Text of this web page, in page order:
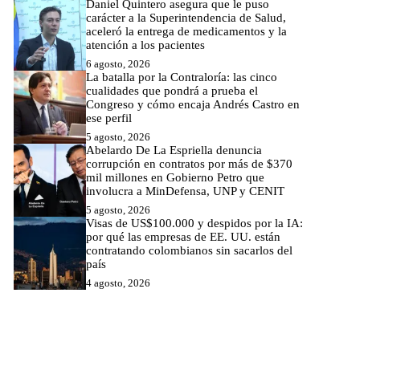
Daniel Quintero asegura que le puso
carácter a la Superintendencia de Salud,
aceleró la entrega de medicamentos y la
atención a los pacientes
6 agosto, 2026
La batalla por la Contraloría: las cinco
cualidades que pondrá a prueba el
Congreso y cómo encaja Andrés Castro en
ese perfil
5 agosto, 2026
Abelardo De La Espriella denuncia
corrupción en contratos por más de $370
mil millones en Gobierno Petro que
involucra a MinDefensa, UNP y CENIT
5 agosto, 2026
Visas de US$100.000 y despidos por la IA:
por qué las empresas de EE. UU. están
contratando colombianos sin sacarlos del
país
4 agosto, 2026